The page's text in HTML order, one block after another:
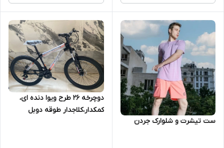
ست تیشرت و شلوارک جردن
دوچرخه 26 طرح ویوا دنده ای،
کمكدار،کلاجدار طوقه دوبل